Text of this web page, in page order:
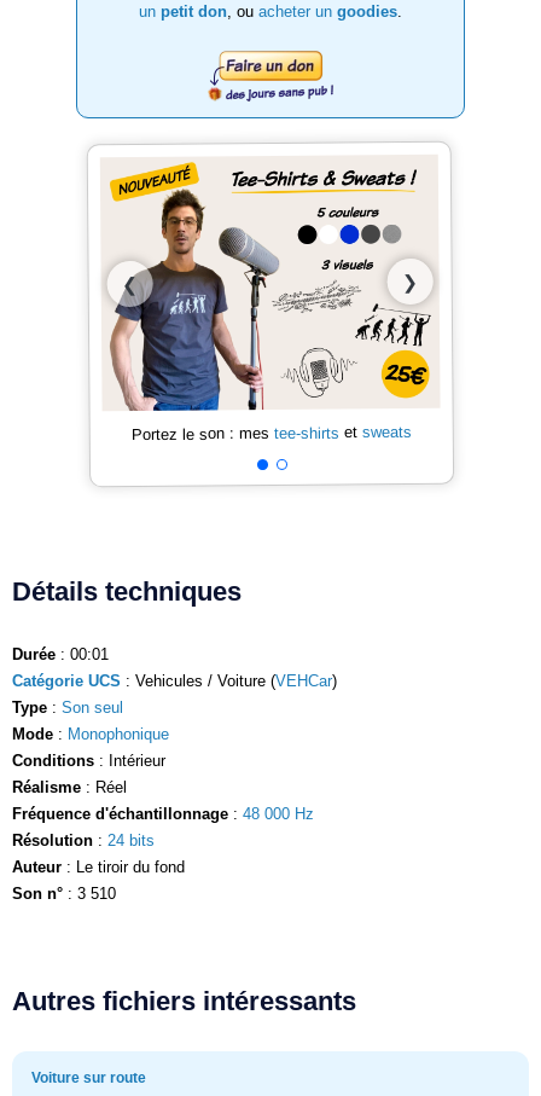
un petit don , ou acheter un goodies
❮ ❯
Portez le son : mes tee-shirts et sweats
Détails techniques
Durée : 00:01
Catégorie UCS : Vehicules / Voiture (VEHCar)
Type : Son seul
Mode : Monophonique
Conditions : Intérieur
Réalisme : Réel
Fréquence d'échantillonnage : 48 000 Hz
Résolution : 24 bits
Auteur : Le tiroir du fond
Son n° : 3 510
Autres fichiers intéressants
Voiture sur route